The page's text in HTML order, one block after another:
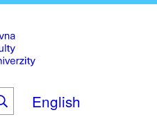
to
main
content
English